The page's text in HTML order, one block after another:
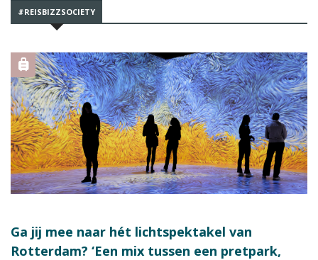
#REISBIZZSOCIETY
Ga jij mee naar hét lichtspektakel van
Rotterdam? ‘Een mix tussen een pretpark,